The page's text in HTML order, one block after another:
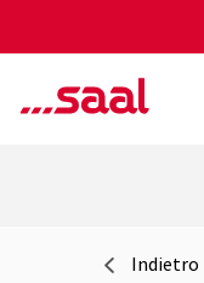
Indietro